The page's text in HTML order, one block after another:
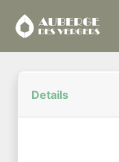
Details